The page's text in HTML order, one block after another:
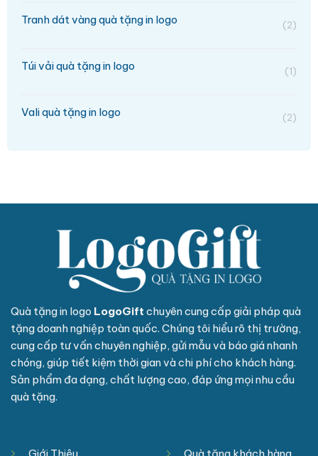
Tranh dát vàng quà tặng in logo (2)
Túi vải quà tặng in logo (1)
Vali quà tặng in logo (2)
Quà tặng in logo LogoGift chuyên cung cấp giải pháp quà
tặng doanh nghiệp toàn quốc. Chúng tôi hiểu rõ thị trường,
cung cấp tư vấn chuyên nghiệp, gửi mẫu và báo giá nhanh
chóng, giúp tiết kiệm thời gian và chi phí cho khách hàng.
Sản phẩm đa dạng, chất lượng cao, đáp ứng mọi nhu cầu
quà tặng.